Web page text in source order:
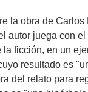
la obra de
autor juega con
ficción, en un
resultado es
del relato para